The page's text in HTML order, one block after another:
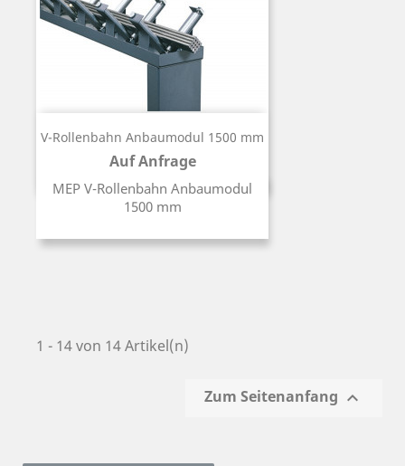
V-Rollenbahn Anbaumodul 1500 mm
Auf Anfrage
Preis
MEP V-Rollenbahn Anbaumodul
1500 mm
1 - 14 von 14 Artikel(n)
Zum Seitenanfang 